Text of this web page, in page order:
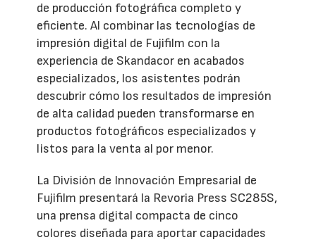
de producción fotográfica completo y
eficiente. Al combinar las tecnologías de
impresión digital de Fujifilm con la
experiencia de Skandacor en acabados
especializados, los asistentes podrán
descubrir cómo los resultados de impresión
de alta calidad pueden transformarse en
productos fotográficos especializados y
listos para la venta al por menor.
La División de Innovación Empresarial de
Fujifilm presentará la Revoria Press SC285S,
una prensa digital compacta de cinco
colores diseñada para aportar capacidades